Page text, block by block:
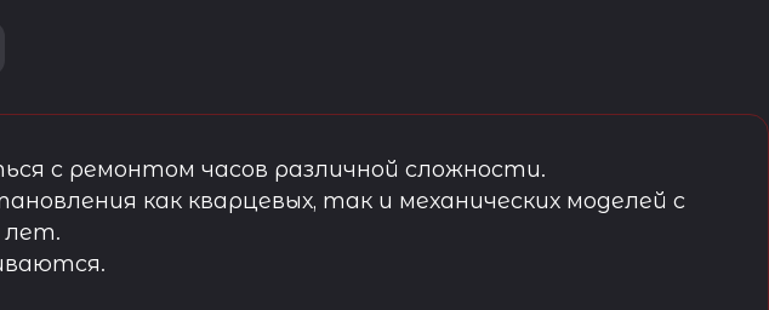
с ремонтом часов различной сложности.
как кварцевых, так и механических моделей с
лет.